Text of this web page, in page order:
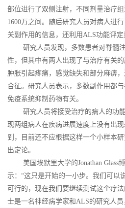
部位进行了双侧注射，不同剂量治疗
1600万之间。随后研究人员对病人进
关副作用的信息，还利用ALS功能评定
研究人员发现，多数患者对脊髓注
性，但其中有两人出现了与治疗有关
肿胀引起疼痛，感觉缺失和部分麻痹
合征。研究人员表示，多数副作用都
免疫系统抑制药物有关。
研究人员将接受治疗的病人的功能
现两组病人在疾病进展速度上没有出
到，目前还不应根据这样一个小样本
出定论。
美国埃默里大学的Jonathan Glass
示：“这只是开始的一小步。我们可以
可行的，现在我们要继续测试这个疗
士是一名神经病学家和ALS的研究人